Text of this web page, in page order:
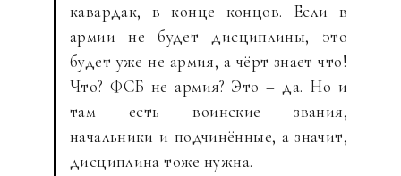
кавардак, в конце концов. Если в
армии не будет дисциплины, это
будет уже не армия, а чёрт знает что!
Что? ФСБ не армия? Это – да. Но и
там есть воинские звания,
начальники и подчинённые, а значит,
дисциплина тоже нужна.